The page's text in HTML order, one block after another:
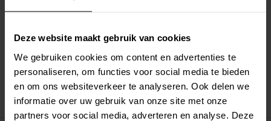
Deze website maakt gebruik van cookies
We gebruiken cookies om content en advertenties te
personaliseren, om functies voor social media te bieden
en om ons websiteverkeer te analyseren. Ook delen we
informatie over uw gebruik van onze site met onze
partners voor social media, adverteren en analyse. Deze
Snelle levering met DHL, Budbee of Postnord
Verstuurd vanuit ons magazijn in Zweden
Veilig betalen met Klarna of Paypal
30 dagen retourrecht
Art number:52439 PanzerGlass